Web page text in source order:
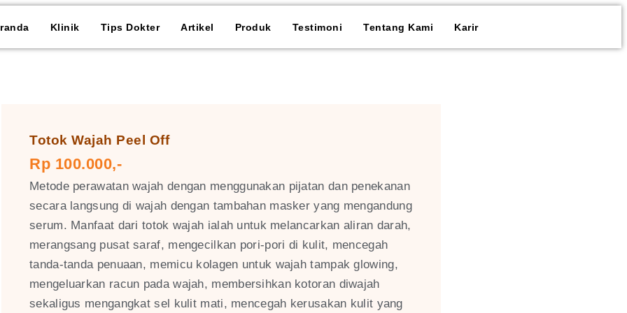
Klinik Tips Dokter Artikel Produk Testimoni Tentang Kami Karir
Totok Wajah Peel Off
Rp 100.000,-
Metode perawatan wajah dengan menggunakan pijatan dan penekanan
secara langsung di wajah dengan tambahan masker yang mengandung
serum. Manfaat dari totok wajah ialah untuk melancarkan aliran darah,
merangsang pusat saraf, mengecilkan pori-pori di kulit, mencegah
tanda-tanda penuaan, memicu kolagen untuk wajah tampak glowing,
mengeluarkan racun pada wajah, membersihkan kotoran diwajah
sekaligus mengangkat sel kulit mati, mencegah kerusakan kulit yang